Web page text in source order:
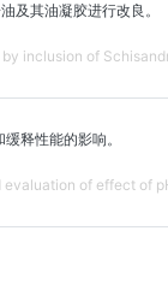
及其油凝胶进行改良。
inclusion of
释性能的影响。
of effect of